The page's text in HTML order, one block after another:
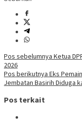
Navigasi
pos
Pos sebelumnya Ketua
2026
Pos berikutnya Eks
Jembatan Basirih Diduga
Pos terkait